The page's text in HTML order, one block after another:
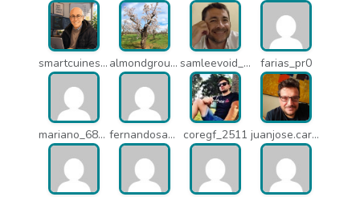
smartcuines_1378 almondgroup1984_pjc samleevoid_n58 farias_pr0
mariano_6807 fernandosanche_q11 coregf_2511 juanjose.carmona_182